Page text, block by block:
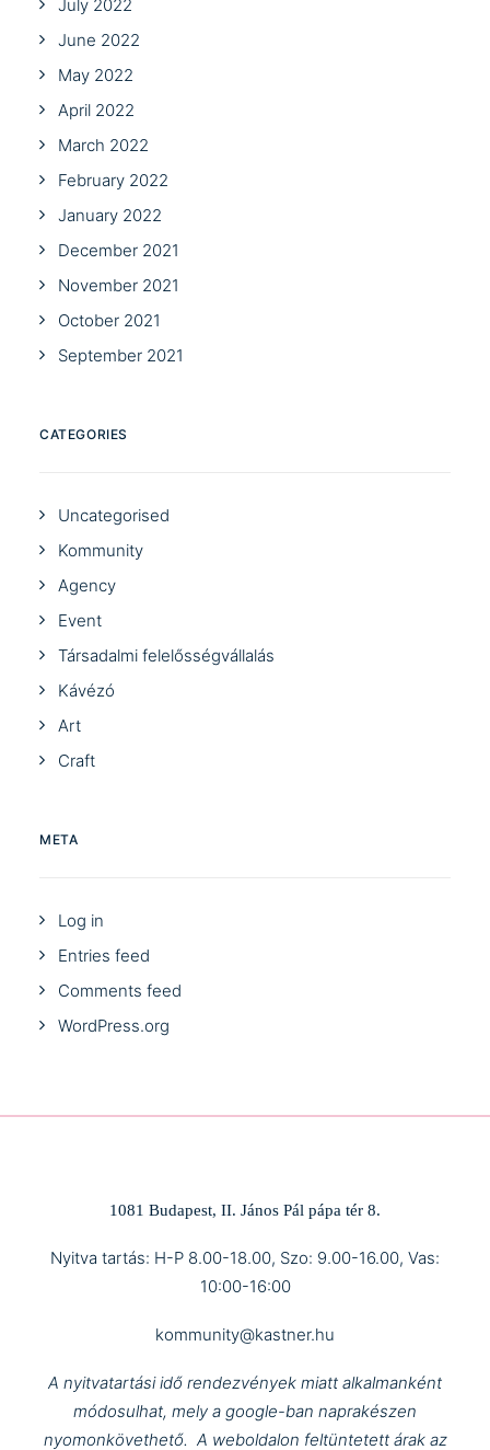
July 2022
June 2022
May 2022
April 2022
March 2022
February 2022
January 2022
December 2021
November 2021
October 2021
September 2021
CATEGORIES
Uncategorised
Kommunity
Agency
Event
Társadalmi felelősségvállalás
Kávézó
Art
Craft
META
Log in
Entries feed
Comments feed
WordPress.org
1081 Budapest, II. János Pál pápa tér 8.
Nyitva tartás: H-P 8.00-18.00, Szo: 9.00-16.00, Vas:
10:00-16:00
kommunity@kastner.hu
A nyitvatartási idő rendezvények miatt alkalmanként
módosulhat, mely a google-ban naprakészen
nyomonkövethető. A weboldalon feltüntetett árak az